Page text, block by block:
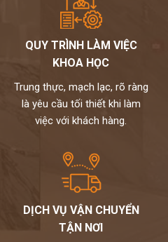
QUY TRÌNH LÀM VIỆC
KHOA HỌC
Trung thực, mạch lạc, rõ ràng
là yêu cầu tối thiết khi làm
việc với khách hàng.
DỊCH VỤ VẬN CHUYỂN
TẬN NƠI